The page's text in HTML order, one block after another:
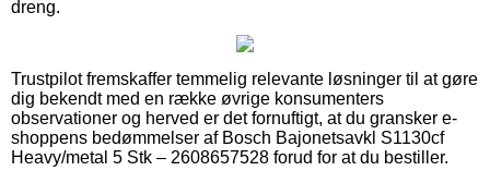
dreng.
Trustpilot fremskaffer temmelig relevante løsninger til at gøre
dig bekendt med en række øvrige konsumenters
observationer og herved er det fornuftigt, at du gransker e-
shoppens bedømmelser af Bosch Bajonetsavkl S1130cf
Heavy/metal 5 Stk – 2608657528 forud for at du bestiller.